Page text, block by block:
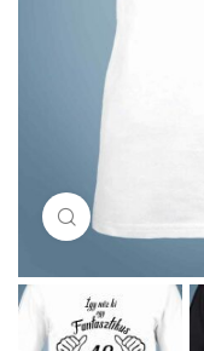
Click to enlarge